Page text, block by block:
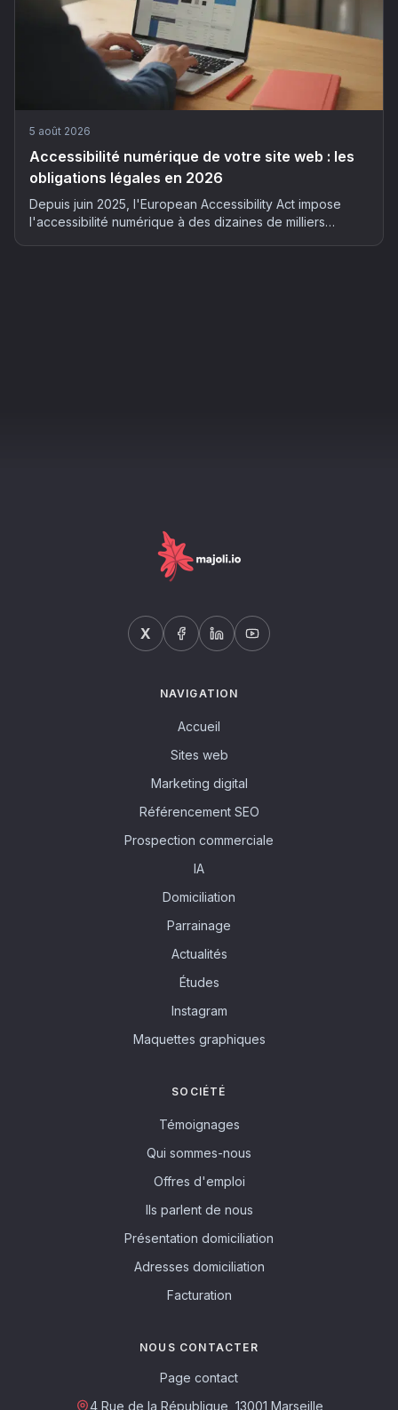
5 août 2026
Accessibilité numérique de votre site web : les
obligations légales en 2026
Depuis juin 2025, l'European Accessibility Act impose
l'accessibilité numérique à des dizaines de milliers
X
NAVIGATION
Accueil
Sites web
Marketing digital
Référencement SEO
Prospection commerciale
IA
Domiciliation
Parrainage
Actualités
Études
Instagram
Maquettes graphiques
SOCIÉTÉ
Témoignages
Qui sommes-nous
Offres d'emploi
Ils parlent de nous
Présentation domiciliation
Adresses domiciliation
Facturation
NOUS CONTACTER
Page contact
4 Rue de la République, 13001 Marseille